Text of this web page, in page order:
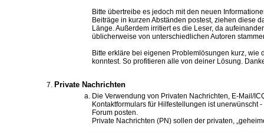
Bitte übertreibe es jedoch mit den neuen
Beiträge in kurzen Abständen postest, ziehen diese
Länge. Außerdem irritiert es die Leser, da
üblicherweise von unterschiedlichen Autoren
Bitte erkläre bei eigenen Problemlösungen kurz, wie
konntest. So profitieren alle von deiner Lösung.
Private Nachrichten
Die Verwendung von Privaten Nachrichten, E-Mail/
Kontaktformulars für Hilfestellungen ist unerwünscht
Forum posten.
Private Nachrichten (PN) sollen der privaten,